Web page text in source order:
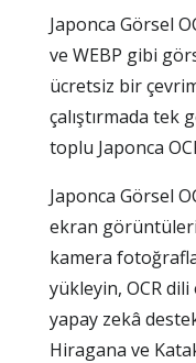
Japonca Görsel
ve WEBP gibi
ücretsiz bir
çalıştırmada tek
toplu Japonca
Japonca Görsel
ekran
kamera
yükleyin, OCR
yapay zekâ
Hiragana ve